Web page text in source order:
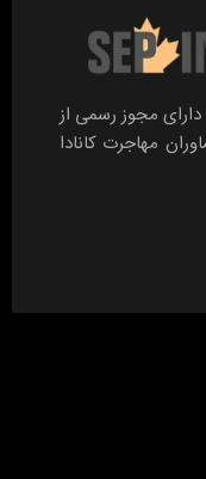
سازمان مهاجرتی SEP Immigration دارای مجوز رسمی از
مهاجرت کانادا